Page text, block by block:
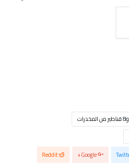
Google+
Reddit